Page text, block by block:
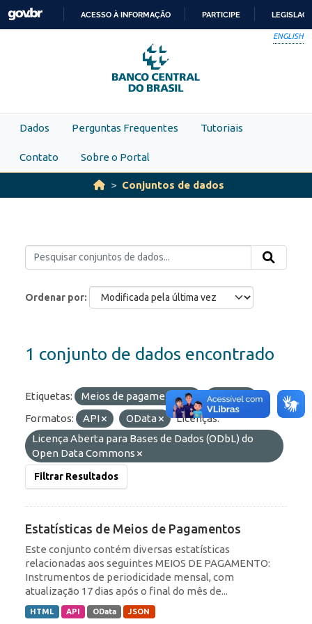
Skip to main content
PARA
O
CONTEÚDO
ACESSO À INFORMAÇÃO PARTICIPE
ENGLISH
Dados Perguntas Frequentes Tutoriais
Contato Sobre o Portal
Conjuntos de dados
Ordenar por
1 conjunto de dados encontrado
Etiquetas: Meios de pagamentos
olinda
Formatos:
API OData
Licenças:
Licença Aberta para Bases de Dados (ODbL) do
Open Data Commons
Filtrar Resultados
Estatísticas de Meios de Pagamentos
Este conjunto contém diversas estatísticas
relacionadas aos seguintes MEIOS DE PAGAMENTO:
Instrumentos de periodicidade mensal, com
atualização 17 dias após o final do mês de...
HTML API OData JSON